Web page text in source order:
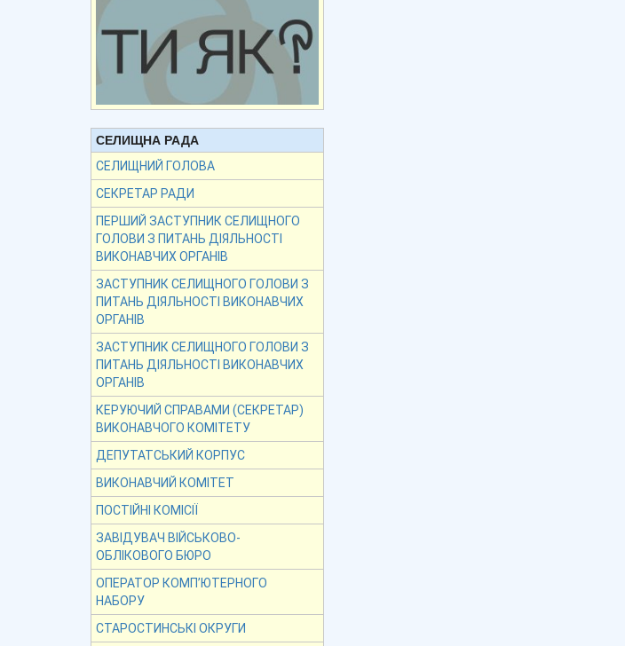
СЕЛИЩНА РАДА
СЕЛИЩНИЙ ГОЛОВА
СЕКРЕТАР РАДИ
ПЕРШИЙ ЗАСТУПНИК СЕЛИЩНОГО
ГОЛОВИ З ПИТАНЬ ДІЯЛЬНОСТІ
ВИКОНАВЧИХ ОРГАНІВ
ЗАСТУПНИК СЕЛИЩНОГО ГОЛОВИ З
ПИТАНЬ ДІЯЛЬНОСТІ ВИКОНАВЧИХ
ОРГАНІВ
ЗАСТУПНИК СЕЛИЩНОГО ГОЛОВИ З
ПИТАНЬ ДІЯЛЬНОСТІ ВИКОНАВЧИХ
ОРГАНІВ
КЕРУЮЧИЙ СПРАВАМИ (СЕКРЕТАР)
ВИКОНАВЧОГО КОМІТЕТУ
ДЕПУТАТСЬКИЙ КОРПУС
ВИКОНАВЧИЙ КОМІТЕТ
ПОСТІЙНІ КОМІСІЇ
ЗАВІДУВАЧ ВІЙСЬКОВО-
ОБЛІКОВОГО БЮРО
ОПЕРАТОР КОМП’ЮТЕРНОГО
НАБОРУ
СТАРОСТИНСЬКІ ОКРУГИ